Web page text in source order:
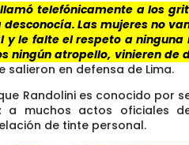
telefónicamente a los
Las mujeres no
y le falte el respeto a ninguna
ningún atropello, vinieren de
salieron en defensa de Lima.
Randolini es conocido por
a muchos actos oficiales
de tinte personal.